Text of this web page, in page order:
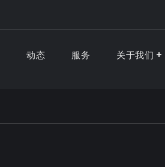
动态 服务 关于我们